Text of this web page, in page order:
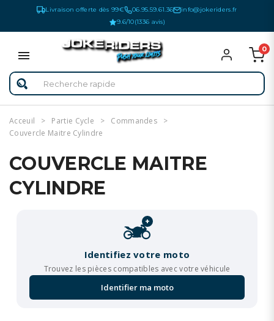
Livraison offerte dès 99€ 06.95.59.61.36
info@jokeriders.fr
9.6/10(1336 avis)
0
Acceuil Partie Cycle
Commandes
Couvercle Maitre Cylindre
COUVERCLE MAITRE
CYLINDRE
+
Identifiez votre moto
Trouvez les pièces compatibles avec votre véhicule
Identifier ma moto